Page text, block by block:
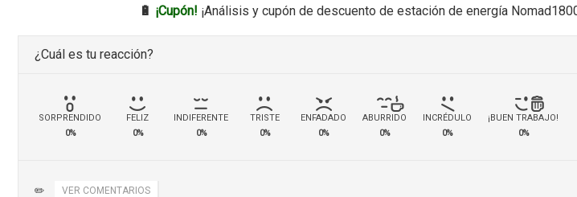
🔋 ¡Cupón! ¡Análisis y cupón de descuento de estación de energía
¿Cuál es tu reacción?
SORPRENDIDO
0%
FELIZ
0%
INDIFERENTE
0%
TRISTE
0%
ENFADADO
0%
ABURRIDO
0%
INCRÉDULO
0%
¡BUEN TRABAJO!
0%
✏️ VER COMENTARIOS